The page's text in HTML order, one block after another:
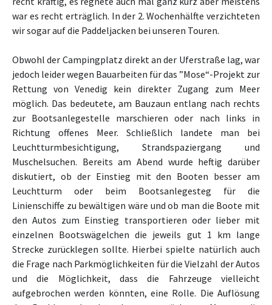
war es recht erträglich. In der 2. Wochenhälfte verzichteten
wir sogar auf die Paddeljacken bei unseren Touren.
Obwohl der Campingplatz direkt an der Uferstraße lag, war
jedoch leider wegen Bauarbeiten für das ”Mose“-Projekt zur
Rettung von Venedig kein direkter Zugang zum Meer
möglich. Das bedeutete, am Bauzaun entlang nach rechts
zur Bootsanlegestelle marschieren oder nach links in
Richtung offenes Meer. Schließlich landete man bei
Leuchtturmbesichtigung, Strandspaziergang und
Muschelsuchen. Bereits am Abend wurde heftig darüber
diskutiert, ob der Einstieg mit den Booten besser am
Leuchtturm oder beim Bootsanlegesteg für die
Linienschiffe zu bewältigen wäre und ob man die Boote mit
den Autos zum Einstieg transportieren oder lieber mit
einzelnen Bootswägelchen die jeweils gut 1 km lange
Strecke zurücklegen sollte. Hierbei spielte natürlich auch
die Frage nach Parkmöglichkeiten für die Vielzahl der Autos
und die Möglichkeit, dass die Fahrzeuge vielleicht
aufgebrochen werden könnten, eine Rolle. Die Auflösung